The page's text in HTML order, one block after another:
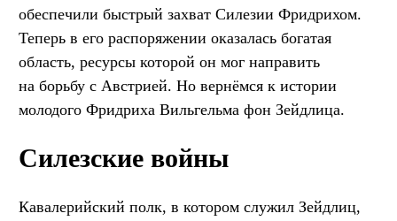
обеспечили быстрый захват Силезии Фридрихом.
Теперь в его распоряжении оказалась богатая
область, ресурсы которой он мог направить
на борьбу с Австрией. Но вернёмся к истории
молодого Фридриха Вильгельма фон Зейдлица.
Силезские войны
Кавалерийский полк, в котором служил Зейдлиц,